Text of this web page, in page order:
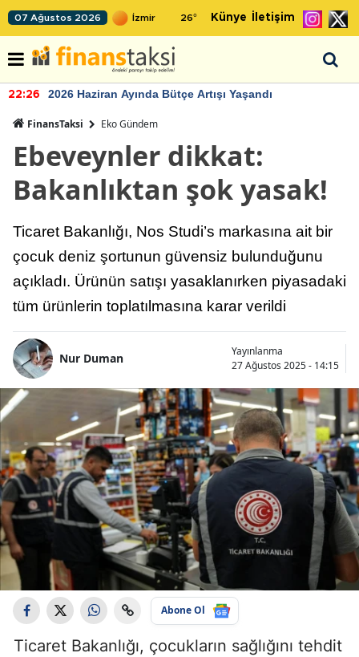
07 Ağustos 2026 26° Künye İletişim
22:26 2026 Haziran Ayında Bütçe Artışı Yaşandı
FinansTaksi Eko Gündem
Ebeveynler dikkat:
Bakanlıktan şok yasak!
Ticaret Bakanlığı, Nos Studi’s markasına ait bir
çocuk deniz şortunun güvensiz bulunduğunu
açıkladı. Ürünün satışı yasaklanırken piyasadaki
tüm ürünlerin toplatılmasına karar verildi
Nur Duman
Yayınlanma
27 Ağustos 2025 - 14:15
Abone Ol
Ticaret Bakanlığı, çocukların sağlığını tehdit